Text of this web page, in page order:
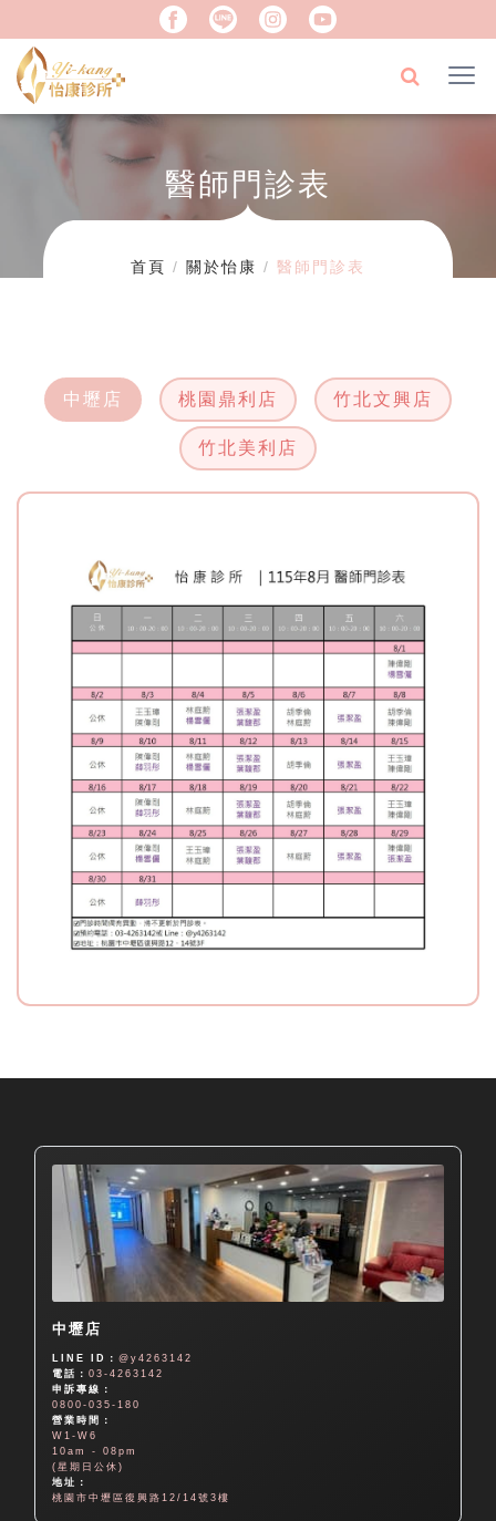
醫師門診表
首頁 關於怡康 醫師門診表
中壢店 桃園鼎利店 竹北文興店
竹北美利店
中壢店
LINE ID：@y4263142
電話：03-4263142
申訴專線：
0800-035-180
營業時間：
W1-W6
10am - 08pm
(星期日公休)
地址：
桃園市中壢區復興路12/14號3樓